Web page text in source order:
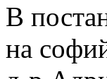
В
на